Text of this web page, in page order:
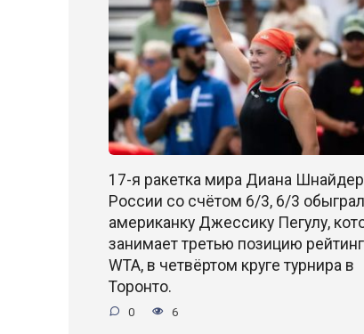
17-я ракетка мира Диана
России со счётом 6/3, 6/3
американку Джессику Пегулу,
занимает третью позицию
WTA, в четвёртом круге турнира в
Торонто.
0 6